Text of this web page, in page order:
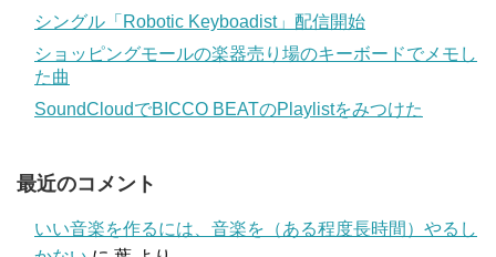
シングル「Robotic Keyboadist」配信開始
ショッピングモールの楽器売り場のキーボードでメモし
た曲
SoundCloudでBICCO BEATのPlaylistをみつけた
最近のコメント
いい音楽を作るには、音楽を（ある程度長時間）やるし